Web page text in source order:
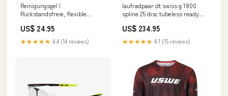
Reinigungsgel |
Rückstandsfreie, flexible
Biologisch abbaubar,
wiederverwendbar 2er-Pack
2559840578
US$ 24.95
★★★★★ 4.4 (14 reviews)
laufradpaar dt swiss g 1800
spline 25 disc tubeless ready
respirant
US$ 234.95
★★★★★ 4.1 (15 reviews)